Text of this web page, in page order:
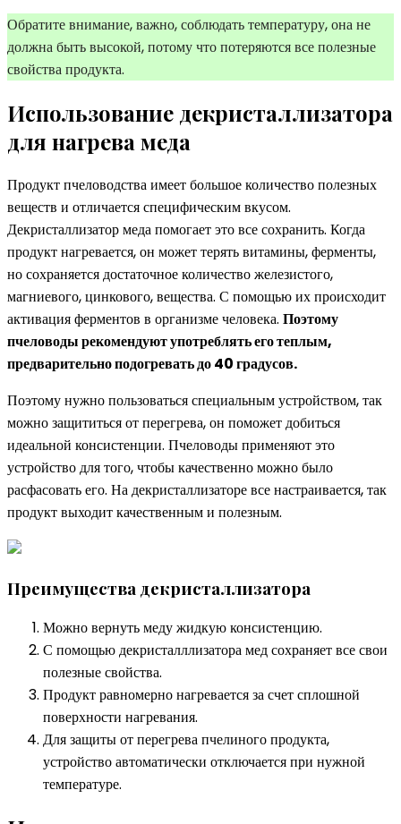
Обратите внимание, важно, соблюдать температуру, она не
должна быть высокой, потому что потеряются все полезные
свойства продукта.
Использование декристаллизатора
для нагрева меда
Продукт пчеловодства имеет большое количество полезных
веществ и отличается специфическим вкусом.
Декристаллизатор меда помогает это все сохранить. Когда
продукт нагревается, он может терять витамины, ферменты,
но сохраняется достаточное количество железистого,
магниевого, цинкового, вещества. С помощью их происходит
активация ферментов в организме человека. Поэтому
пчеловоды рекомендуют употреблять его теплым,
предварительно подогревать до 40 градусов.
Поэтому нужно пользоваться специальным устройством, так
можно защититься от перегрева, он поможет добиться
идеальной консистенции. Пчеловоды применяют это
устройство для того, чтобы качественно можно было
расфасовать его. На декристаллизаторе все настраивается, так
продукт выходит качественным и полезным.
Преимущества декристаллизатора
Можно вернуть меду жидкую консистенцию.
С помощью декристалллизатора мед сохраняет все свои
полезные свойства.
Продукт равномерно нагревается за счет сплошной
поверхности нагревания.
Для защиты от перегрева пчелиного продукта,
устройство автоматически отключается при нужной
температуре.